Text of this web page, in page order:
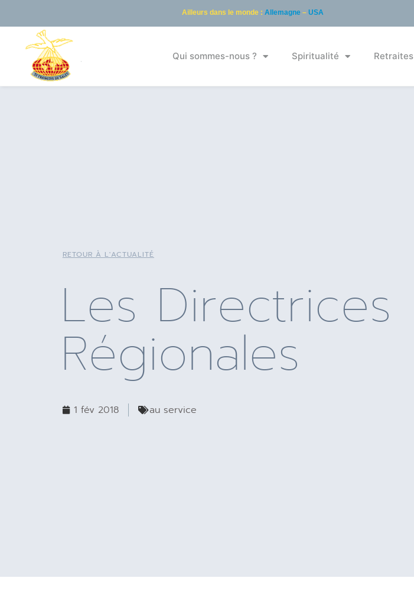
Ailleurs dans le monde : Allemagne– USA
Qui sommes-nous ? Spiritualité Retraites
RETOUR À L'ACTUALITÉ
Les Directrices
Régionales
1 fév 2018 au service